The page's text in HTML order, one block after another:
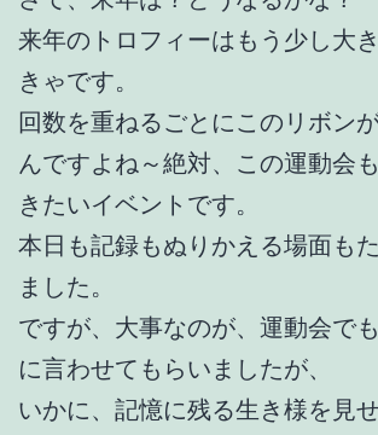
来年のトロフィーはもう少し大
きゃです。
回数を重ねるごとにこのリボン
んですよね～絶対、この運動会
きたいイベントです。
本日も記録もぬりかえる場面も
ました。
ですが、大事なのが、運動会で
に言わせてもらいましたが、
いかに、記憶に残る生き様を見